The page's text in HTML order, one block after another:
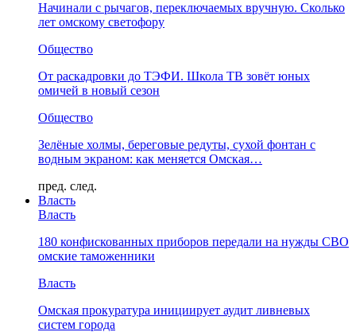
Начинали с рычагов, переключаемых вручную. Сколько
лет омскому светофору
Общество
От раскадровки до ТЭФИ. Школа ТВ зовёт юных
омичей в новый сезон
Общество
Зелёные холмы, береговые редуты, сухой фонтан с
водным экраном: как меняется Омская…
пред. след.
Власть
Власть
180 конфискованных приборов передали на нужды СВО
омские таможенники
Власть
Омская прокуратура инициирует аудит ливневых
систем города